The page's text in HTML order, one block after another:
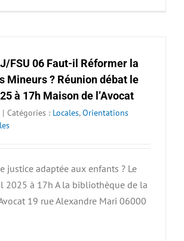
FSU 06 Faut-il Réformer la
Mineurs ? Réunion débat le
à 17h Maison de l’Avocat
| Catégories : Locales,Orientations
justice adaptée aux enfants ? Le
2025 à 17h A la bibliothèque de la
19 rue Alexandre Mari 06000